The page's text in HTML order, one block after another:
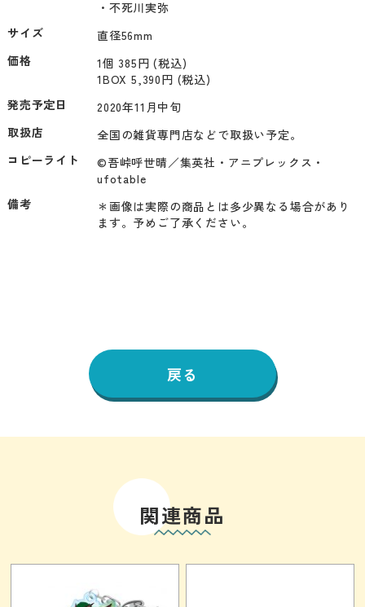
サイズ
直径56mm
価格
1個 385円 (税込)
1BOX 5,390円 (税込)
発売予定日
2020年11月中旬
取扱店
全国の雑貨専門店などで取扱い予定。
コピーライト
©吾峠呼世晴／集英社・アニプレックス・
ufotable
備考
＊画像は実際の商品とは多少異なる場合があり
ます。予めご了承ください。
戻る
関連商品